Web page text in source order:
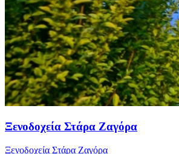
Ξενοδοχεία Στάρα Ζαγόρα
Ξενοδοχεία Στάρα Ζαγόρα